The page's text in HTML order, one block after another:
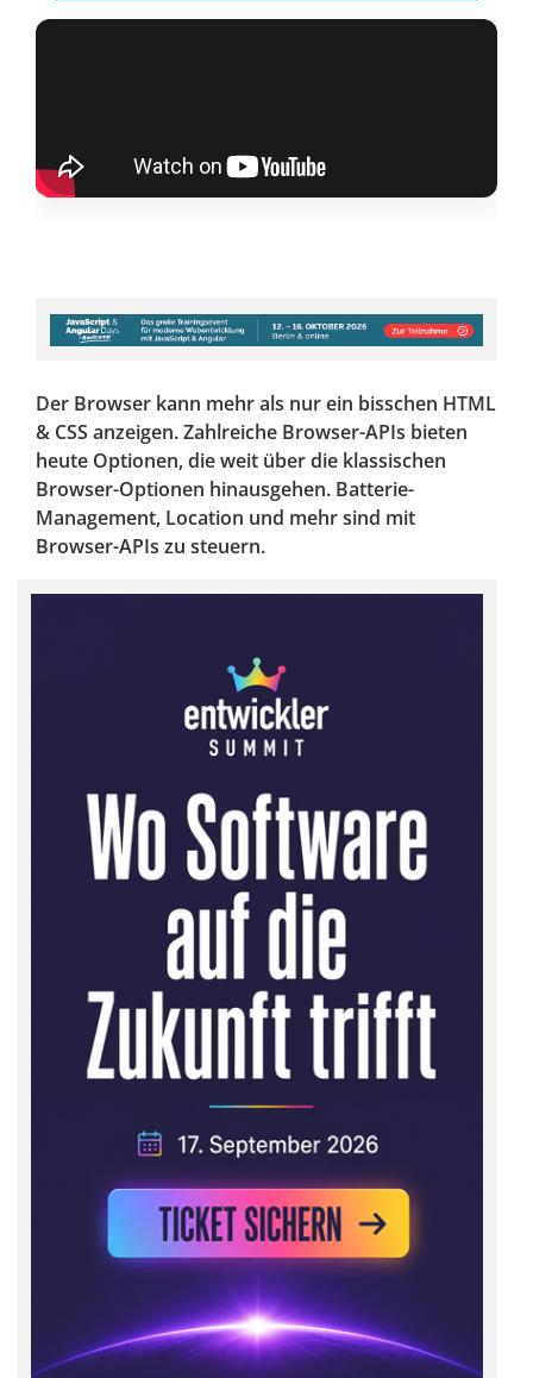
Der Browser kann mehr als nur ein bisschen HTML
& CSS anzeigen. Zahlreiche Browser-APIs bieten
heute Optionen, die weit über die klassischen
Browser-Optionen hinausgehen. Batterie-
Management, Location und mehr sind mit
Browser-APIs zu steuern.